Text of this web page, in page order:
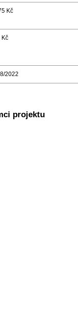
Kč
Kč
2022
projektu